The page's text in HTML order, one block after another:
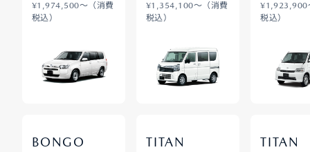
¥1,974,500～（消費
税込）
¥1,354,100～（消費
税込）
¥1,923,900
税込）
BONGO
TITAN
TITAN